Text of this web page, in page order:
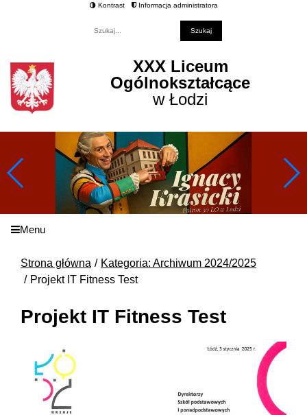
Kontrast Informacja administratora
XXX Liceum
Ogólnokształcące
w Łodzi
Menu
Strona główna
Kategoria: Archiwum 2024/2025
Projekt IT Fitness Test
Projekt IT Fitness Test